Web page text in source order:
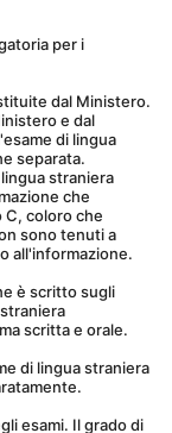
e dal
di lingua
separata.
straniera
C, coloro che
sono tenuti a
all'informazione.
scritta e orale.